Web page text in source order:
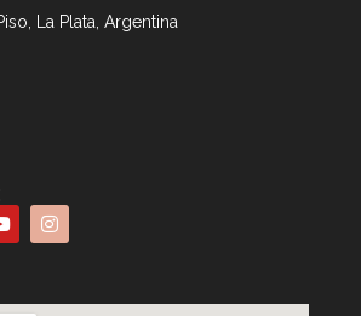
La Plata, Argentina